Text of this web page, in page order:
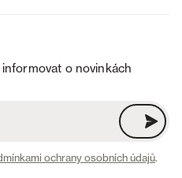
o novinkách
ochrany osobních údajů.